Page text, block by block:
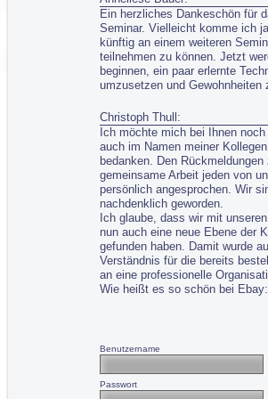
Engagement, Verantwortung,
Ansprüche
kommunikative Stile
Strukturen und Prozesse des
Teamgrenzen (Abgrenzung
Unternehmen)
Finanzdienstleister:
Rettungsdienst: Train the
Stadtverwaltung:
Hotline-Service: Training
C▪R▪Q®Professioneller
C▪R▪Q®Professionell
C▪R▪Q®Professioneller
C▪R▪Q ®in Heil- und
C▪R▪Q Individuelle
Coaching...
C▪R▪Q®Nachfolge
Tipps für Vorträge und
Führungskultur bewusst
Professionalität aktiv
g-t-b-Kontakt 0651 99 90 900
g-t-b-Anfrageformular
Ein herzliches Dankeschön für
Seminar. Vielleicht komme ich
künftig an einem weiteren
teilnehmen zu können. Jetzt
beginnen, ein paar erlernte
umzusetzen und Gewohnheiten
Christoph Thull:
Ich möchte mich bei Ihnen
auch im Namen meiner
bedanken. Den
gemeinsame Arbeit jeden von
persönlich angesprochen. Wir
nachdenklich geworden.
Ich glaube, dass wir mit
nun auch eine neue Ebene der
gefunden haben. Damit wurde
Verständnis für die bereits
an eine professionelle
Wie heißt es so schön bei
Benutzername
Passwort